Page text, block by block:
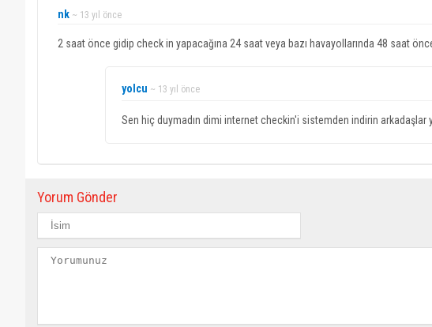
nk ~ 13 yıl önce
2 saat önce gidip check in yapacağına 24 saat veya bazı havayollarında 48 saat
yolcu ~ 13 yıl önce
Sen hiç duymadın dimi internet checkin'i sistemden indirin arkadaşlar
Yorum Gönder